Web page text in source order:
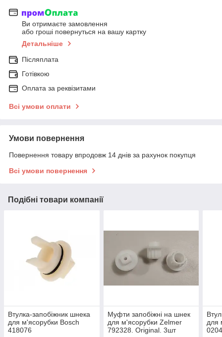
Ви отримаєте замовлення
або гроші повернуться на вашу картку
Детальніше
Післяплата
Готівкою
Оплата за реквізитами
Всі умови оплати
Умови повернення
Повернення товару впродовж 14 днів за рахунок покупця
Всі умови повернення
Подібні товари компанії
Втулка-запобіжник шнека
для м'ясорубки Bosch
418076
Муфти запобіжні на шнек
для м'ясорубки Zelmer
792328. Original. 3шт
для